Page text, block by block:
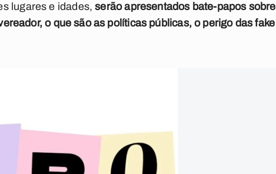
lugares e idades,serão apresentados bate-papos sobre
o que são as políticas públicas, o perigo das fake